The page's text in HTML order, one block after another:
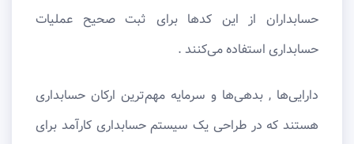
حسابداران از این کدها برای ثبت صحیح عملیات
حسابداری استفاده می‌کنند .
دارایی‌ها , بدهی‌ها و سرمایه مهم‌ترین ارکان حسابداری
هستند که در طراحی یک سیستم حسابداری کارآمد برای